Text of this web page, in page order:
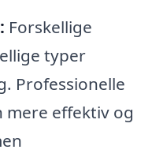
Forskellige
typer
Professionelle
mere effektiv og